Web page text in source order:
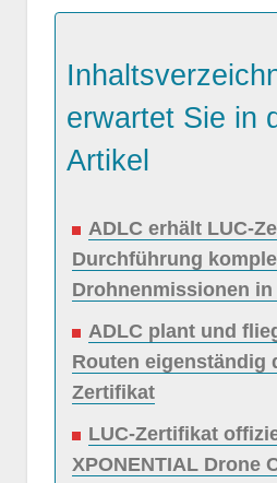
erwartet Sie in
Artikel
ADLC erhält LUC-
Durchführung
Drohnenmissionen in
ADLC plant und
Routen eigenständig
Zertifikat
LUC-Zertifikat
XPONENTIAL Drone